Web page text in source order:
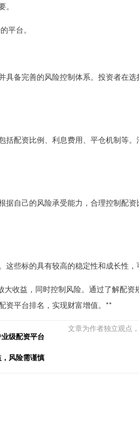
平台。
具备完善的风险控制体系。投资者在
括配资比例、利息费用、平仓机制等
自己的风险承受能力，合理控制配
些标的具有较高的稳定性和成长性，
收益，同时控制风险。通过了解配资
资平台排名，实现财富增值。**
文章为作者独立观点
级配资平台
风险需谨慎